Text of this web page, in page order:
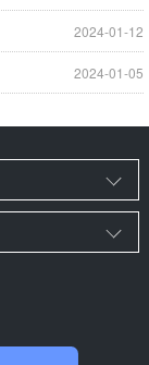
2024-01-12
2024-01-05